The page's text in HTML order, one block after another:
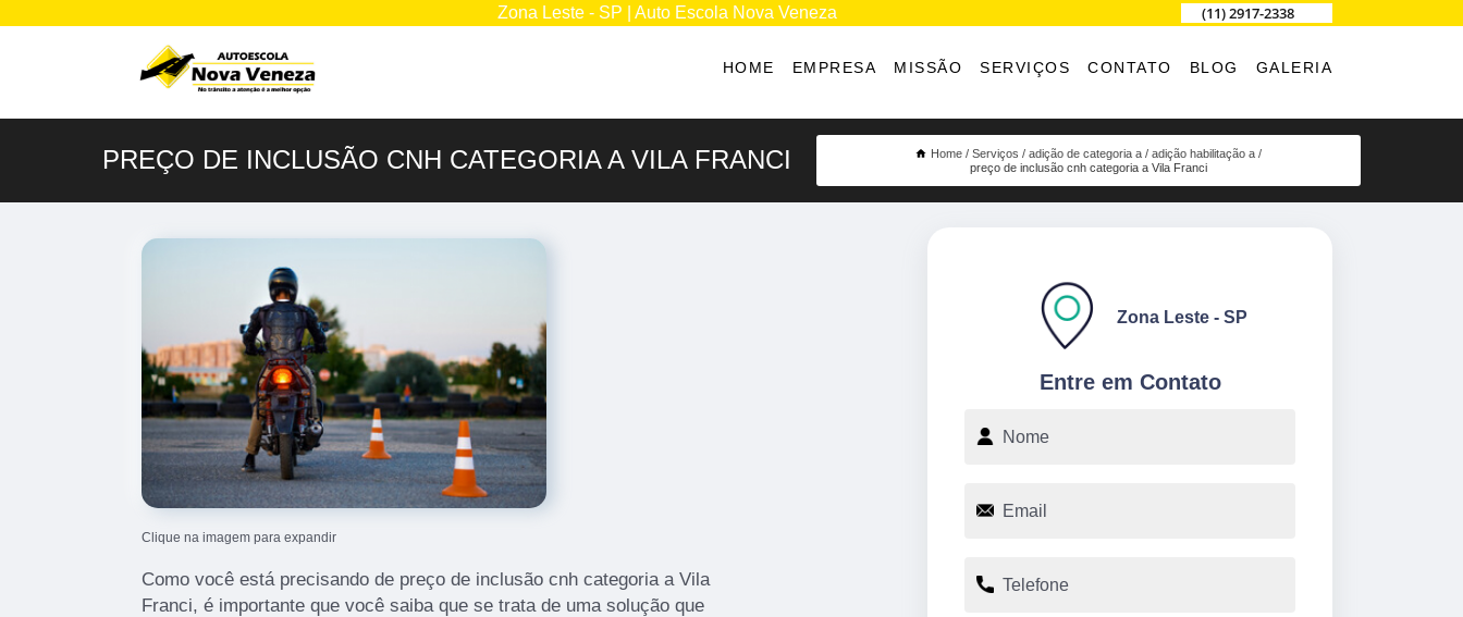
Zona Leste - SP | Auto Escola Nova Veneza (11) 2917-2338
HOME EMPRESA MISSÃO SERVIÇOS CONTATO BLOG GALERIA
PREÇO DE INCLUSÃO CNH CATEGORIA A VILA FRANCI Home Serviços adição de categoria a
adição habilitação a
preço de inclusão cnh categoria a Vila Franci
Clique na imagem para expandir
Como você está precisando de preço de inclusão cnh categoria a Vila
Franci, é importante que você saiba que se trata de uma solução que
Entre em Contato
Zona Leste - SP